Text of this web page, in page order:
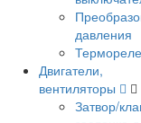
давления
Термореле
Двигатели,
вентиляторы
Затвор/